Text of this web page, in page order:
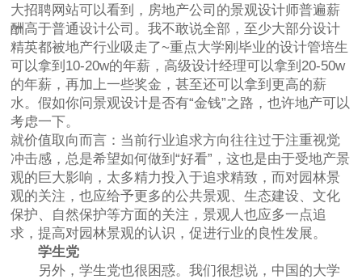
大招聘网站可以看到，房地产公司的景观设计师普遍薪
酬高于普通设计公司。我不敢说全部，至少大部分设计
精英都被地产行业吸走了~重点大学刚毕业的设计管培生
可以拿到10-20w的年薪，高级设计经理可以拿到20-50w
的年薪，再加上一些奖金，甚至还可以拿到更高的薪
水。假如你问景观设计是否有“金钱”之路，也许地产可以
考虑一下。
就价值取向而言：当前行业追求方向往往过于注重视觉
冲击感，总是希望如何做到“好看”，这也是由于受地产景
观的巨大影响，太多精力投入于追求精致，而对园林景
观的关注，也应给予更多的公共景观、生态建设、文化
保护、自然保护等方面的关注，景观人也应多一点追
求，提高对园林景观的认识，促进行业的良性发展。
学生党
另外，学生党也很困惑。我们很想说，中国的大学